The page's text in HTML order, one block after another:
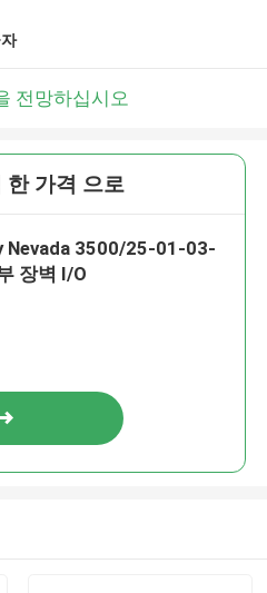
전망하십시오
한 가격 으로
Nevada 3500/25-01-03-
장벽 I/O